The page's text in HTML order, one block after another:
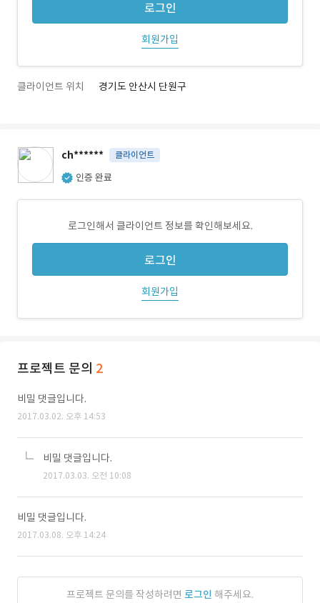
로그인
회원가입
클라이언트 위치 경기도 안산시 단원구
ch****** 클라이언트
인증 완료
로그인해서 클라이언트 정보를 확인해보세요.
로그인
회원가입
프로젝트 문의 2
비밀 댓글입니다.
2017.03.02. 오후 14:53
비밀 댓글입니다.
2017.03.03. 오전 10:08
비밀 댓글입니다.
2017.03.08. 오후 14:24
프로젝트 문의를 작성하려면 로그인 해주세요.